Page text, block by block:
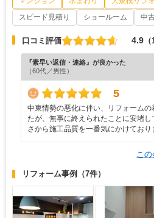
スピード見積り
ショールーム 中
口コミ評価 4.9
『素早い返信・連絡』が良かった
（60代／男性）
5
中東情勢の悪化に伴い、リフォーム
たが、無事に終えられたことに安堵
さから施工品質を一番気にかけてお
こ
リフォーム事例 （7件）